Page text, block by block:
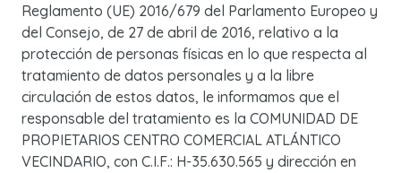
Reglamento (UE) 2016/679 del Parlamento Europeo y
del Consejo, de 27 de abril de 2016, relativo a la
protección de personas físicas en lo que respecta al
tratamiento de datos personales y a la libre
circulación de estos datos, le informamos que el
responsable del tratamiento es la COMUNIDAD DE
PROPIETARIOS CENTRO COMERCIAL ATLÁNTICO
VECINDARIO, con C.I.F.: H-35.630.565 y dirección en